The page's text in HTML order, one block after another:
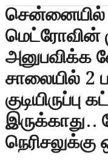
சென்னையில்
மெட்ரோவின்
சாலையில் 2
குடியிருப்பு
இருக்காது..
நெரிசலுக்கு